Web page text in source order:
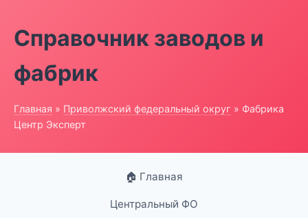
Справочник заводов и
фабрик
Главная » Приволжский федеральный округ » Фабрика
Центр Эксперт
🏠 Главная
Центральный ФО